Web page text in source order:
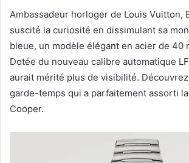
Ambassadeur horloger de Louis Vuitton,
suscité la curiosité en dissimulant sa
bleue, un modèle élégant en acier de 40
Dotée du nouveau calibre automatique
aurait mérité plus de visibilité.
garde-temps qui a parfaitement assorti
Cooper.